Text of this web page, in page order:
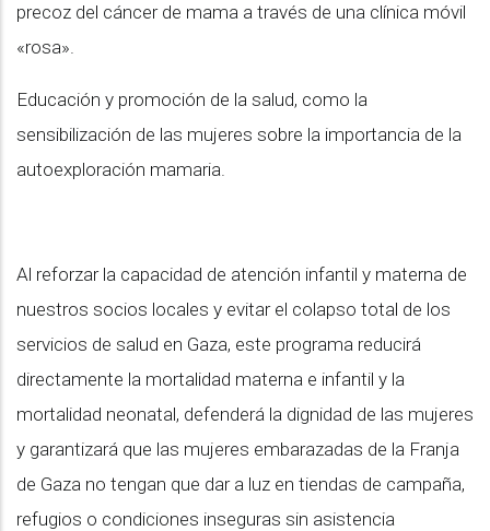
precoz del cáncer de mama a través de una clínica móvil
«rosa».
Educación y promoción de la salud, como la
sensibilización de las mujeres sobre la importancia de la
autoexploración mamaria.
Al reforzar la capacidad de atención infantil y materna de
nuestros socios locales y evitar el colapso total de los
servicios de salud en Gaza, este programa reducirá
directamente la mortalidad materna e infantil y la
mortalidad neonatal, defenderá la dignidad de las mujeres
y garantizará que las mujeres embarazadas de la Franja
de Gaza no tengan que dar a luz en tiendas de campaña,
refugios o condiciones inseguras sin asistencia